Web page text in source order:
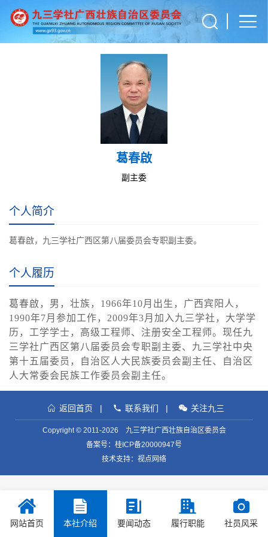
葛春啟
副主委
个人简介
葛春啟，九三学社广西区第八届委员会专职副主委。
个人履历
葛春啟，男，壮族，1966年10月出生，广西宾阳人，
1990年7月参加工作，2009年3月加入九三学社，大学学
历，工学学士，高级工程师、注册安全工程师。现任九
三学社广西区第八届委员会专职副主委、九三学社中央
第十五届委员，自治区人大民族委员会副主任、自治区
人大常委会民族工作委员会副主任。
返回首页 | 联系我们 | 关注九三
Copyright © 2011-2026 九三学社广西壮族自治区委员会
备案号： 桂ICP备20000947号
技术支持：视点网络
网站首页 本社介绍 要闻动态 履行职能 社员风采